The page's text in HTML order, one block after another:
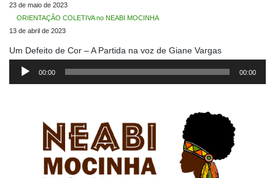
23 de maio de 2023
ORIENTAÇÃO COLETIVA no NEABI MOCINHA
13 de abril de 2023
Um Defeito de Cor – A Partida na voz de Giane Vargas
00:00 00:00